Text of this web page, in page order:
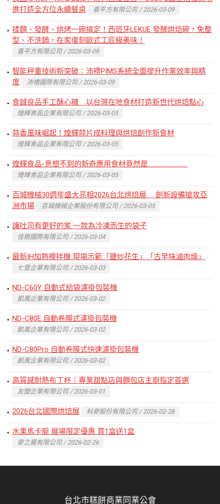
進打造全方位永續餐桌
喜平方有限公司 / 2026-03-09
揉麵、發酵、烘烤一碗搞定！西班牙LEKUE 發酵烘焙碗，免整
型、不洗鍋，在家復刻歐式工匠級美味！
喜平方有限公司 / 2026-03-09
智能秤重技術新突破：沛禮PIMS系統全面提升作業效率與精
度
沛禮國際有限公司 / 2026-03-09
食誠良品手工酥心糖 以台灣在地食材打造新世代烘焙點心
煌輝食品企業有限公司 / 2026-03-05
蒜香風味崛起！煌輝蒜片成料理與烘焙創作新食材
煌輝食品企業有限公司 / 2026-03-05
煌輝食品-意想不到的新奇應用食材竟然是...........................
煌輝食品企業有限公司 / 2026-03-05
百城機械30週年盛大亮相2026台北烘焙展 創新設備搶攻亞
洲市場
百城機械企業股份有限公司 / 2026-03-05
讓吐司有更好的家 一款為冷凍而生的袋子
佳樹國際有限公司 / 2026-03-04
最新IH加熱攪拌機 現場示範「鹽炒花生」「古早味滷肉燥」
七堡企業有限公司 / 2026-03-03
ND-C60Y 自動式給袋濾掛包裝機
凱風企業有限公司 / 2026-03-02
ND-C80E 自動卷膜式濾掛包裝機
凱風企業有限公司 / 2026-03-02
ND-C80Pro 自動卷膜式快速濾掛包裝機
凱風企業有限公司 / 2026-03-02
高質感耐熱布丁杯｜專業甜點店與麵包店主廚指定首選
友盟企業有限公司 / 2026-03-01
2026台北國際烘焙展 科麥股份有限公司 / 2026-02-28
水果馬卡龍 展場限定優惠 買1盒送1盒
麥之屋有限公司 / 2026-02-26
台北市糕餅商業同業公會